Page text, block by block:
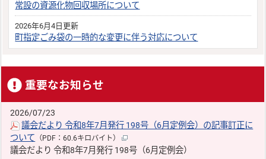
常設の資源化物回収場所について
2026年6月4日更新
町指定ごみ袋の一時的な変更に伴う対応について
重要なお知らせ
2026/07/23
議会だより 令和8年7月発行 198号（6月定例会）の記事訂正に
ついて （PDF：60.6キロバイト）
議会だより 令和8年7月発行 198号（6月定例会）